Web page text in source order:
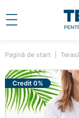
Pagină de start
Credit 0%